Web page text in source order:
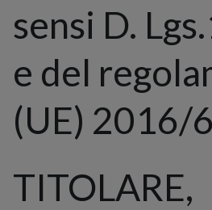
sensi D.
e del
(UE) 2016/
TITOLARE,